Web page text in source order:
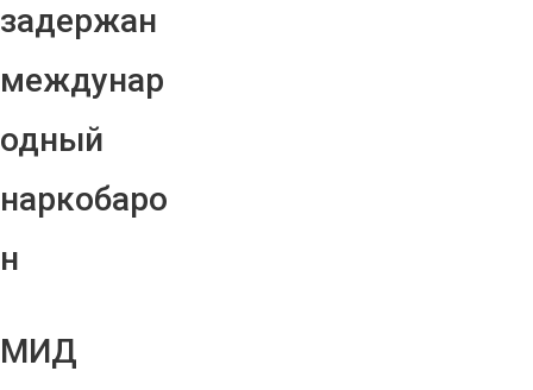
задержан
междунар
одный
наркобаро
н
МИД